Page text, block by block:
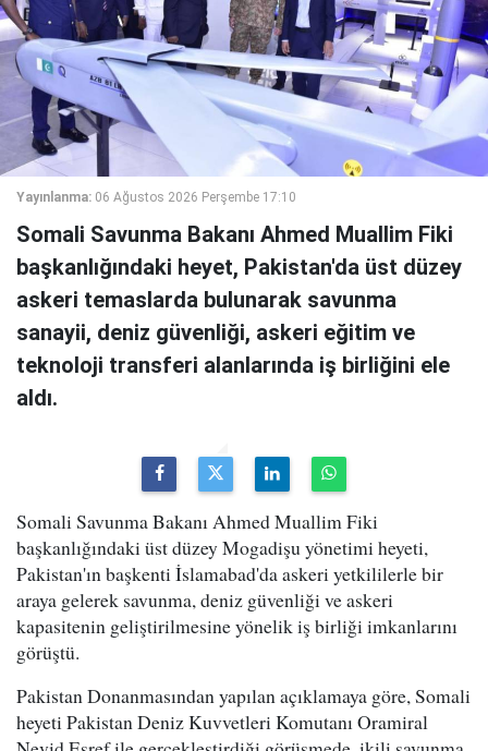
Yayınlanma: 06 Ağustos 2026 Perşembe 17:10
Somali Savunma Bakanı Ahmed Muallim Fiki
başkanlığındaki heyet, Pakistan'da üst düzey
askeri temaslarda bulunarak savunma
sanayii, deniz güvenliği, askeri eğitim ve
teknoloji transferi alanlarında iş birliğini ele
aldı.
Somali Savunma Bakanı Ahmed Muallim Fiki
başkanlığındaki üst düzey Mogadişu yönetimi heyeti,
Pakistan'ın başkenti İslamabad'da askeri yetkililerle bir
araya gelerek savunma, deniz güvenliği ve askeri
kapasitenin geliştirilmesine yönelik iş birliği imkanlarını
görüştü.
Pakistan Donanmasından yapılan açıklamaya göre, Somali
heyeti Pakistan Deniz Kuvvetleri Komutanı Oramiral